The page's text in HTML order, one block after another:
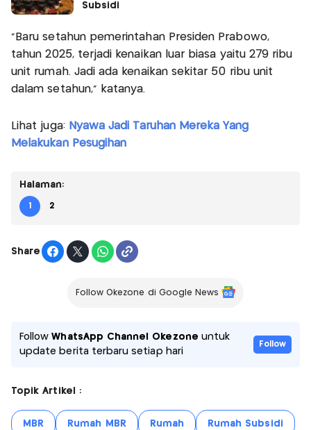
Subsidi
"Baru setahun pemerintahan Presiden Prabowo,
tahun 2025, terjadi kenaikan luar biasa yaitu 279 ribu
unit rumah. Jadi ada kenaikan sekitar 50 ribu unit
dalam setahun," katanya.
Lihat juga: Nyawa Jadi Taruhan Mereka Yang
Melakukan Pesugihan
Halaman:
1 2
Share
Follow Okezone di Google News
FollowWhatsApp Channel Okezone untuk
update berita terbaru setiap hari
Follow
Topik Artikel :
MBR Rumah MBR Rumah Rumah Subsidi